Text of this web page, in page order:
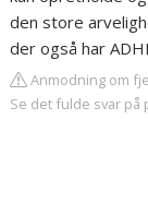
den store
der også har
Anmodning om
Se det fulde svar på